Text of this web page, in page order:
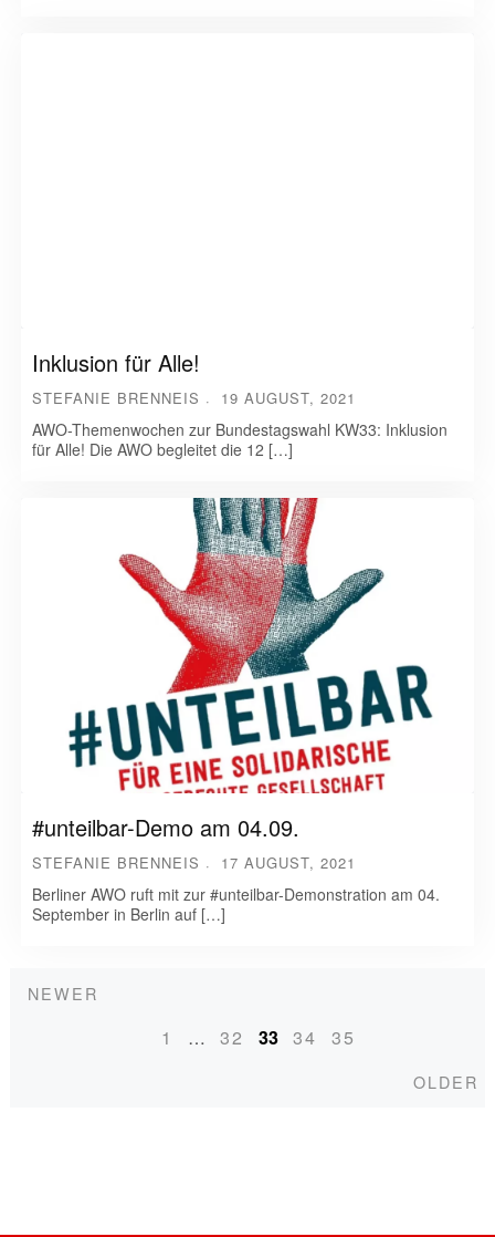
Inklusion für Alle!
STEFANIE BRENNEIS 19 AUGUST, 2021
AWO-Themenwochen zur Bundestagswahl KW33: Inklusion
für Alle! Die AWO begleitet die 12 […]
#unteilbar-Demo am 04.09.
STEFANIE BRENNEIS 17 AUGUST, 2021
Berliner AWO ruft mit zur #unteilbar-Demonstration am 04.
September in Berlin auf […]
Newer
NEWER
1 … 32 33 34
35
OLDER